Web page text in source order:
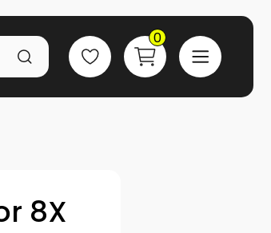
0
8X